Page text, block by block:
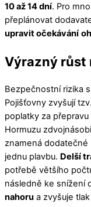
10 až 14 dní. Pro
přeplánovat
upravit očekávání
Výrazný růst
Bezpečnostní rizika
Pojišťovny zvyšují tzv.
poplatky za přepravu
Hormuzu
znamená dodatečné
jednu plavbu. Delší
potřebě většího
následně ke snížení
nahoru a zvyšuje